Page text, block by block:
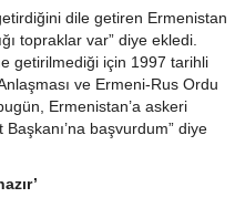
dile getiren Ermenistan
topraklar var” diye ekledi.
getirilmediği için 1997 tarihli
ve Ermeni-Rus Ordu
Ermenistan’a askeri
başvurdum” diye